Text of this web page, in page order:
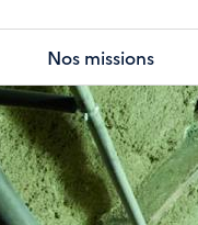
Nos missions